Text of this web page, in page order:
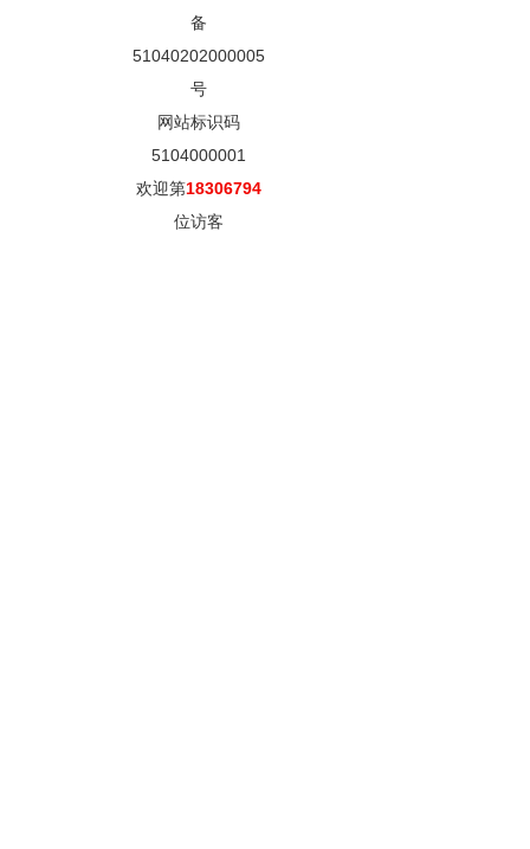
备
51040202000005
号
网站标识码
5104000001
欢迎第18306794
位访客